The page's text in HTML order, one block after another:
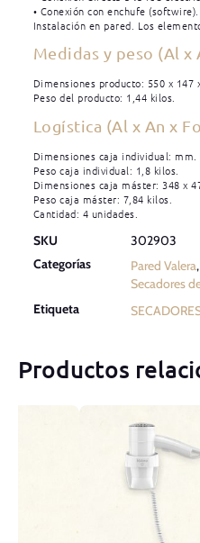
• Conexión con enchufe (softwire).
Instalación en pared. Los
Medidas y peso (Al x
Dimensiones producto: 550 x 147
Peso del producto: 1,44 kilos.
Logística (Al x An x
Dimensiones caja individual: mm.
Peso caja individual: 1,8 kilos.
Dimensiones caja máster: 348 x
Peso caja máster: 7,84 kilos.
Cantidad: 4 unidades.
SKU
302903
Categorías
Pared Valera,
Secadores
Etiqueta
Productos